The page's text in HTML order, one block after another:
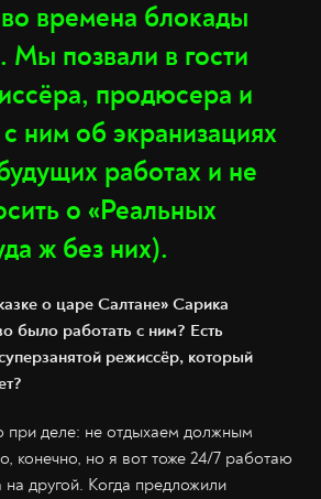
времена блокады
Мы позвали в гости
продюсера и
ним об экранизациях
работах и не
о «Реальных
ж без них).
о царе Салтане» Сарика
было работать с ним? Есть
режиссёр, который
при деле: не отдыхаем должным
конечно, но я вот тоже 24/7 работаю
другой. Когда предложили